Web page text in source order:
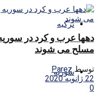
ترکیه
سوریه
دهها عرب و کرد در
مسلح می شوند
توسط Parez
22 ژانویه 2020
0